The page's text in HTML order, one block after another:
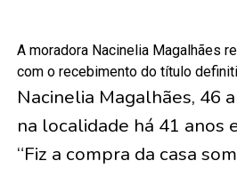
A moradora Nacinelia Magalhães
com o recebimento do título
Nacinelia Magalhães, 46
na localidade há 41 anos
“Fiz a compra da casa